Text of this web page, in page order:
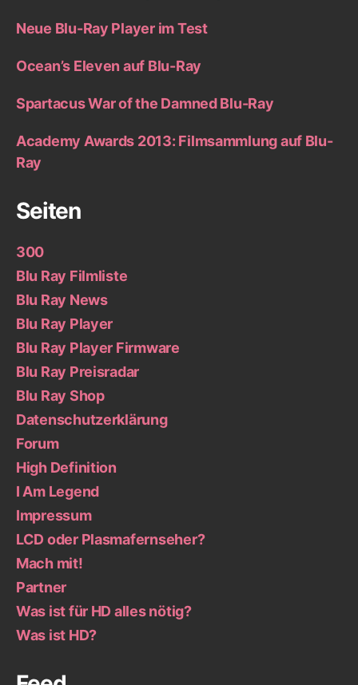
Neue Blu-Ray Player im Test
Ocean’s Eleven auf Blu-Ray
Spartacus War of the Damned Blu-Ray
Academy Awards 2013: Filmsammlung auf Blu-
Ray
Seiten
300
Blu Ray Filmliste
Blu Ray News
Blu Ray Player
Blu Ray Player Firmware
Blu Ray Preisradar
Blu Ray Shop
Datenschutzerklärung
Forum
High Definition
I Am Legend
Impressum
LCD oder Plasmafernseher?
Mach mit!
Partner
Was ist für HD alles nötig?
Was ist HD?